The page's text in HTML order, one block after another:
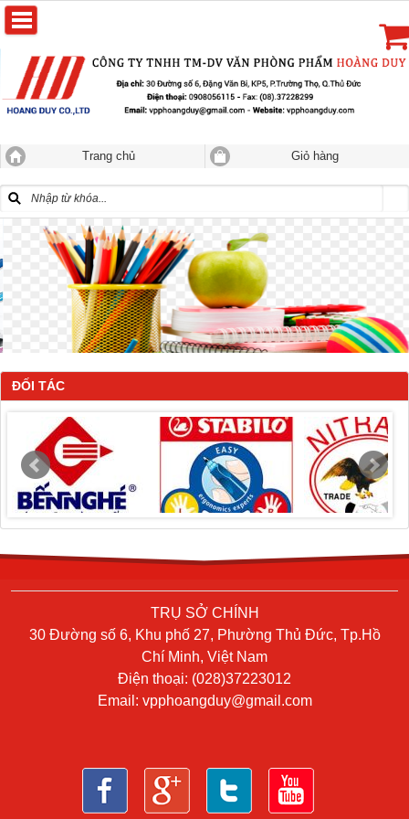
Trang chủ Giỏ hàng
ĐỐI TÁC
TRỤ SỞ CHÍNH
30 Đường số 6, Khu phố 27, Phường Thủ Đức, Tp.Hồ
Chí Minh, Việt Nam
Điện thoại: (028)37223012
Email: vpphoangduy@gmail.com